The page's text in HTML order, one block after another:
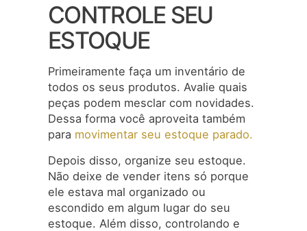
CONTROLE SEU
ESTOQUE
Primeiramente faça um inventário de
todos os seus produtos. Avalie quais
peças podem mesclar com novidades.
Dessa forma você aproveita também
para movimentar seu estoque parado.
Depois disso, organize seu estoque.
Não deixe de vender itens só porque
ele estava mal organizado ou
escondido em algum lugar do seu
estoque. Além disso, controlando e